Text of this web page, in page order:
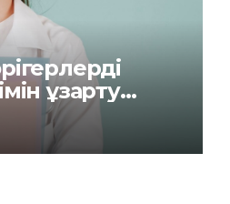
ұзарту